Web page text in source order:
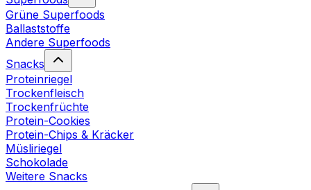
Grüne Superfoods
Ballaststoffe
Andere Superfoods
Snacks
Proteinriegel
Trockenfleisch
Trockenfrüchte
Protein-Cookies
Protein-Chips & Kräcker
Müsliriegel
Schokolade
Weitere Snacks